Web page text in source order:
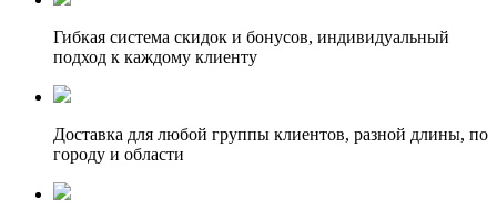
Гибкая система скидок и бонусов, индивидуальный
подход к каждому клиенту
Доставка для любой группы клиентов, разной длины, по
городу и области